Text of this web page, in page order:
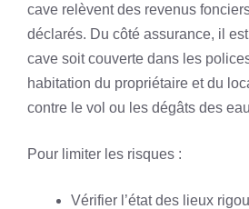
cave relèvent des revenus
déclarés. Du côté assurance, il
cave soit couverte dans les
habitation du propriétaire et du
contre le vol ou les dégâts des
Pour limiter les risques :
Vérifier l’état des lieux